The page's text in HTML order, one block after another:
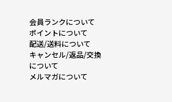
会員ランクについて
ポイントについて
配送/送料について
キャンセル/返品/交換
について
メルマガについて